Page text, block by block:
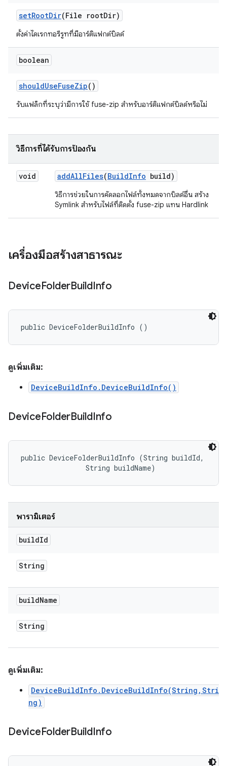
setRootDir(File rootDir)
ตั้งค่าไดเรกทอรีรูทที่มีอาร์ติแฟกต์บิลด์
boolean
shouldUseFuseZip()
รับแฟล็กที่ระบุว่ามีการใช้ fuse-zip สำหรับอาร์ติแฟกต์บิลด์หรือไม่
วิธีการที่ได้รับการป้องกัน
void addAllFiles(BuildInfo build)
วิธีการช่วยในการคัดลอกไฟล์ทั้งหมดจากบิลด์อื่น สร้าง
Symlink สำหรับไฟล์ที่ติดตั้ง fuse-zip แทน Hardlink
เครื่องมือสร้างสาธารณะ
DeviceFolderBuildInfo
public DeviceFolderBuildInfo ()
ดูเพิ่มเติม:
DeviceBuildInfo.DeviceBuildInfo()
DeviceFolderBuildInfo
public DeviceFolderBuildInfo (String buildId,
                String buildName)
พารามิเตอร์
buildId
String
buildName
String
ดูเพิ่มเติม:
DeviceBuildInfo.DeviceBuildInfo(String,Stri
ng)
DeviceFolderBuildInfo